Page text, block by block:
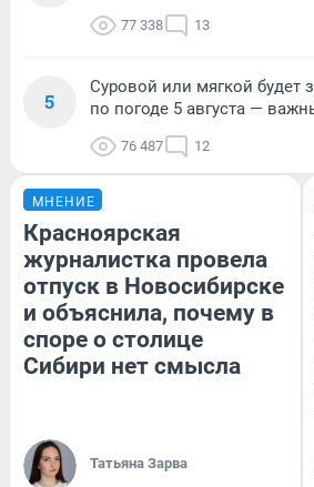
77 338 13
5
Суровой или мягкой будет
по погоде 5 августа —
76 487 12
МНЕНИЕ
Красноярская
журналистка провела
отпуск в Новосибирске
и объяснила, почему в
споре о столице
Сибири нет смысла
Татьяна Зарва